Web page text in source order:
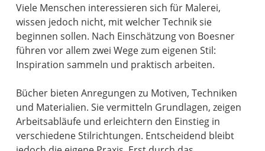
Viele Menschen interessieren sich für Malerei,
wissen jedoch nicht, mit welcher Technik sie
beginnen sollen. Nach Einschätzung von Boesner
führen vor allem zwei Wege zum eigenen Stil:
Inspiration sammeln und praktisch arbeiten.
Bücher bieten Anregungen zu Motiven, Techniken
und Materialien. Sie vermitteln Grundlagen, zeigen
Arbeitsabläufe und erleichtern den Einstieg in
verschiedene Stilrichtungen. Entscheidend bleibt